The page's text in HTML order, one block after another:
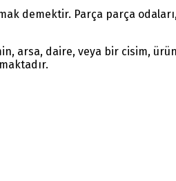
demektir. Parça parça
arsa, daire, veya bir cisim,